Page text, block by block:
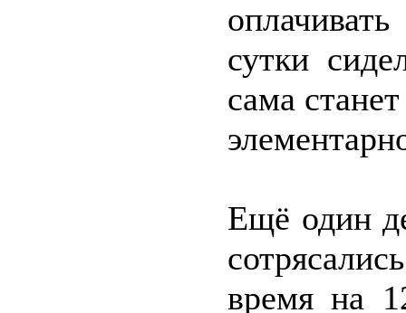
сутки
сама
Ещё один
время на